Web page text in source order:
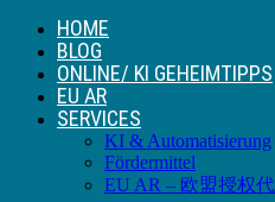
HOME
BLOG
ONLINE/ KI GEHEIMTIPPS
EU AR
SERVICES
KI & Automatisierung
Fördermittel
EU AR – 欧盟授权